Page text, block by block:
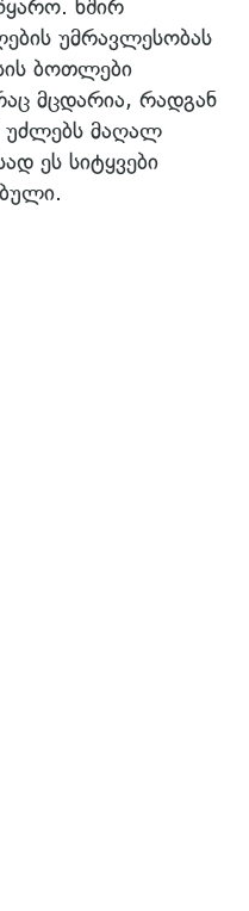
ხშირ
უმრავლესობას
ბოთლები
მცდარია, რადგან
მაღალ
ეს სიტყვები